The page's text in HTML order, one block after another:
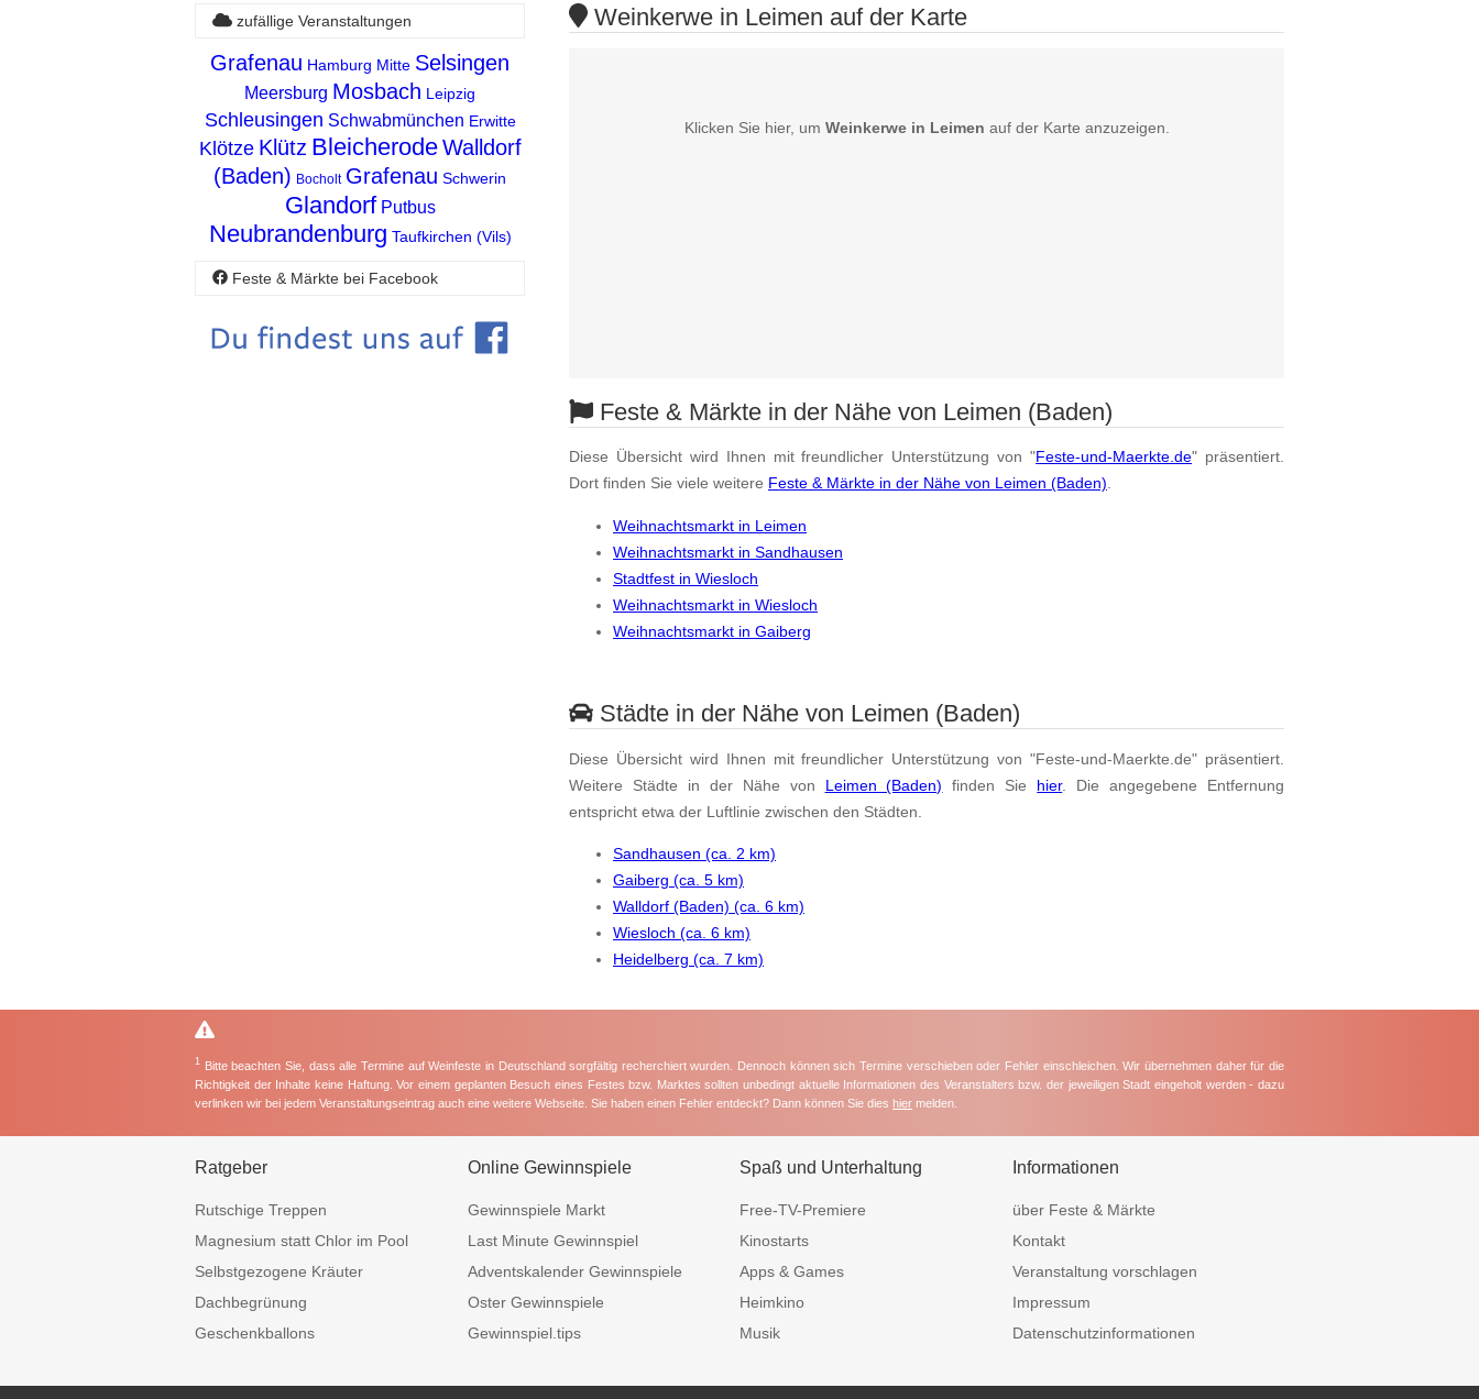
Weinkerwe in Leimen auf der Karte
Klicken Sie hier, um Weinkerwe in Leimen auf der Karte anzuzeigen.
Feste & Märkte in der Nähe von Leimen (Baden)
Diese Übersicht wird Ihnen mit freundlicher Unterstützung von "Feste-und-Maerkte.de" präsentiert.
Dort finden Sie viele weitere Feste & Märkte in der Nähe von Leimen (Baden).
Weihnachtsmarkt in Leimen
Weihnachtsmarkt in Sandhausen
Stadtfest in Wiesloch
Weihnachtsmarkt in Wiesloch
Weihnachtsmarkt in Gaiberg
Städte in der Nähe von Leimen (Baden)
Diese Übersicht wird Ihnen mit freundlicher Unterstützung von "Feste-und-Maerkte.de" präsentiert.
Weitere Städte in der Nähe von Leimen (Baden) finden Sie hier. Die angegebene Entfernung
entspricht etwa der Luftlinie zwischen den Städten.
Sandhausen (ca. 2 km)
Gaiberg (ca. 5 km)
Walldorf (Baden) (ca. 6 km)
Wiesloch (ca. 6 km)
Heidelberg (ca. 7 km)
zufällige Veranstaltungen
Grafenau Hamburg Mitte Selsingen
Meersburg Mosbach Leipzig
Schleusingen Schwabmünchen Erwitte
Klötze Klütz Bleicherode Walldorf
(Baden) Bocholt Grafenau Schwerin
Glandorf Putbus
Neubrandenburg Taufkirchen (Vils)
Feste & Märkte bei Facebook
1 Bitte beachten Sie, dass alle Termine auf Weinfeste in Deutschland sorgfältig recherchiert wurden. Dennoch können sich Termine verschieben oder Fehler einschleichen. Wir übernehmen daher für die
Richtigkeit der Inhalte keine Haftung. Vor einem geplanten Besuch eines Festes bzw. Marktes sollten unbedingt aktuelle Informationen des Veranstalters bzw. der jeweiligen Stadt eingeholt werden - dazu
verlinken wir bei jedem Veranstaltungseintrag auch eine weitere Webseite. Sie haben einen Fehler entdeckt? Dann können Sie dies hier melden.
Ratgeber
Rutschige Treppen
Magnesium statt Chlor im Pool
Selbstgezogene Kräuter
Dachbegrünung
Geschenkballons
Online Gewinnspiele
Gewinnspiele Markt
Last Minute Gewinnspiel
Adventskalender Gewinnspiele
Oster Gewinnspiele
Gewinnspiel.tips
Spaß und Unterhaltung
Free-TV-Premiere
Kinostarts
Apps & Games
Heimkino
Musik
Informationen
über Feste & Märkte
Kontakt
Veranstaltung vorschlagen
Impressum
Datenschutzinformationen